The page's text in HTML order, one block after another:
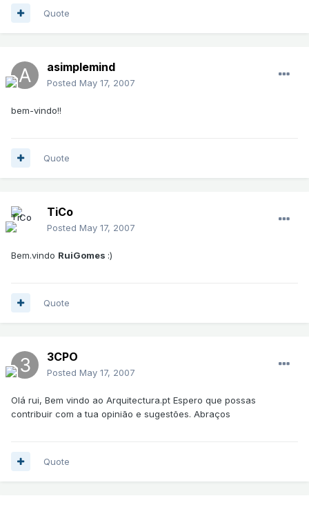
Quote
asimplemind
Posted May 17, 2007
bem-vindo!!
Quote
TiCo
Posted May 17, 2007
Bem.vindo RuiGomes :)
Quote
3CPO
Posted May 17, 2007
Olá rui, Bem vindo ao Arquitectura.pt Espero que possas
contribuir com a tua opinião e sugestões. Abraços
Quote